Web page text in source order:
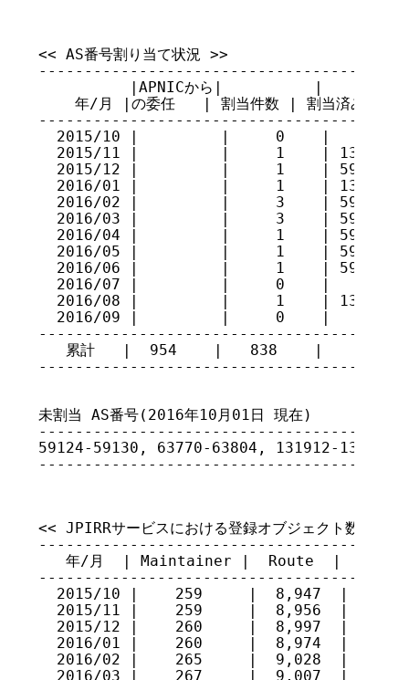
<< AS番号割り当て状況 >>
|APNICから|          |
年/月 |の委任   | 割当件数 | 割当済み AS
2015/10 |         |     0    |
2015/11 |         |     1    | 131905
2015/12 |         |     1    | 59117
2016/01 |         |     1    | 131906
2016/02 |         |     3    | 59118,
2016/03 |         |     3    | 59119,
2016/04 |         |     1    | 59121
2016/05 |         |     1    | 59122
2016/06 |         |     1    | 59123,
2016/07 |         |     0    |
2016/08 |         |     1    | 131911
2016/09 |         |     0    |
   累計   |  954    |   838    |
未割当 AS番号(2016年10月01日 現在)
59124-59130, 63770-63804, 131912-
<< JPIRRサービスにおける登録オブジェクト数 >>
年/月  | Maintainer |  Route  |
2015/10 |    259     |  8,947  |
2015/11 |    259     |  8,956  |
2015/12 |    260     |  8,997  |
2016/01 |    260     |  8,974  |
2016/02 |    265     |  9,028  |
2016/03 |    267     |  9,007  |